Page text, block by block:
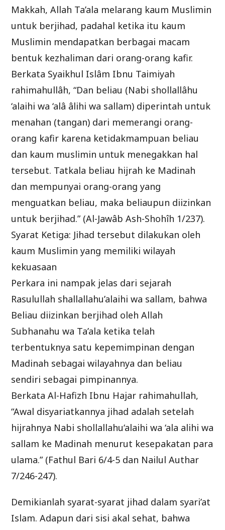
Makkah, Allah Ta’ala melarang kaum Muslimin
untuk berjihad, padahal ketika itu kaum
Muslimin mendapatkan berbagai macam
bentuk kezhaliman dari orang-orang kafir.
Berkata Syaikhul Islâm Ibnu Taimiyah
rahimahullâh, “Dan beliau (Nabi shollallâhu
‘alaihi wa ‘alâ âlihi wa sallam) diperintah untuk
menahan (tangan) dari memerangi orang-
orang kafir karena ketidakmampuan beliau
dan kaum muslimin untuk menegakkan hal
tersebut. Tatkala beliau hijrah ke Madinah
dan mempunyai orang-orang yang
menguatkan beliau, maka beliaupun diizinkan
untuk berjihad.” (Al-Jawâb Ash-Shohîh 1/237).
Syarat Ketiga: Jihad tersebut dilakukan oleh
kaum Muslimin yang memiliki wilayah
kekuasaan
Perkara ini nampak jelas dari sejarah
Rasulullah shallallahu’alaihi wa sallam, bahwa
Beliau diizinkan berjihad oleh Allah
Subhanahu wa Ta’ala ketika telah
terbentuknya satu kepemimpinan dengan
Madinah sebagai wilayahnya dan beliau
sendiri sebagai pimpinannya.
Berkata Al-Hafizh Ibnu Hajar rahimahullah,
“Awal disyariatkannya jihad adalah setelah
hijrahnya Nabi shollallahu‘alaihi wa ‘ala alihi wa
sallam ke Madinah menurut kesepakatan para
ulama.” (Fathul Bari 6/4-5 dan Nailul Authar
7/246-247).
Demikianlah syarat-syarat jihad dalam syari’at
Islam. Adapun dari sisi akal sehat, bahwa